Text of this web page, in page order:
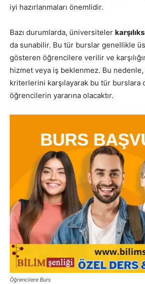
iyi hazırlanmaları önemlidir.
Bazı durumlarda, üniversiteler
da sunabilir. Bu tür burslar genellikle
gösteren öğrencilere verilir ve
hizmet veya iş beklenmez. Bu nedenle,
kriterlerini karşılayarak bu tür burslara
öğrencilerin yararına olacaktır.
Öğrencilere Burs